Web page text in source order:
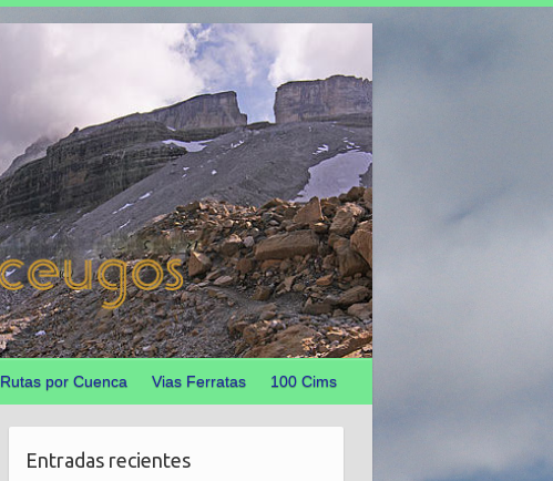
Rutas por Cuenca Vias Ferratas 100 Cims
Entradas recientes